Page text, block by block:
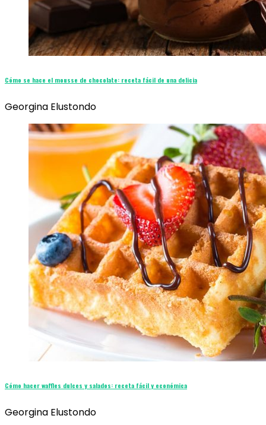
Cómo se hace el mousse de chocolate: receta fácil de una delicia
Georgina Elustondo
Cómo hacer waffles dulces y salados: receta fácil y económica
Georgina Elustondo